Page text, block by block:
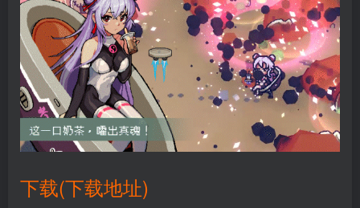
下载(下载地址)